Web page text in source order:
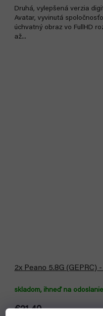
Druhá, vylepšená verzia
Avatar, vyvinutá
úchvatný obraz vo FullHD
až...
2x Peano 5.8G (GEPRC)
skladom, ihneď na odoslanie
€21,40